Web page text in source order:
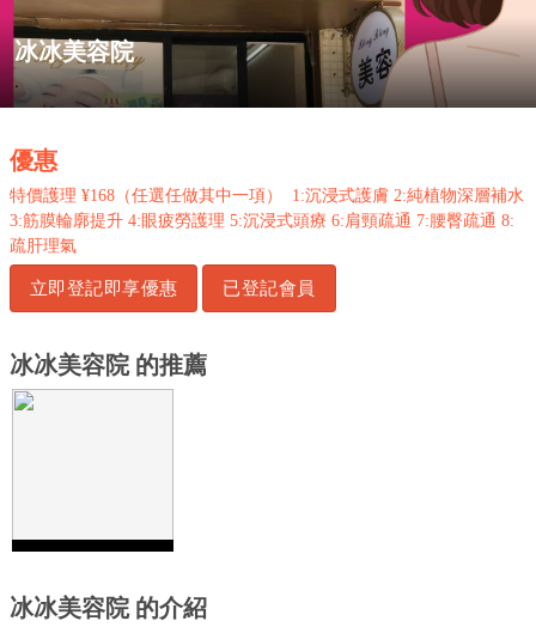
冰冰美容院
.
優惠
特價護理 ¥168 （任選任做其中一項） 1:沉浸式護膚 2:純植物深層補水
3:筋膜輪廓提升 4:眼疲勞護理 5:沉浸式頭療 6: 肩頸疏通 7:腰臀疏通 8:
疏肝理氣
立即登記即享優惠 已登記會員
冰冰美容院 的推薦
冰冰美容院 的介紹